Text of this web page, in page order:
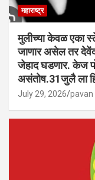
महाराष्ट्र
मुलीच्या केवळ एका
जाणार असेल तर
जेहाद घडणार. केज
असंतोष.31जुलै ला
July 29, 2026